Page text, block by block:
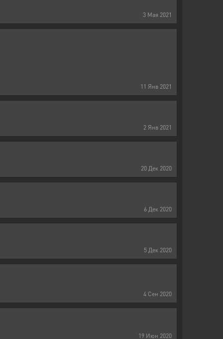
3 Мая 2021
11 Янв 2021
2 Янв 2021
20 Дек 2020
6 Дек 2020
5 Дек 2020
4 Сен 2020
19 Июн 2020